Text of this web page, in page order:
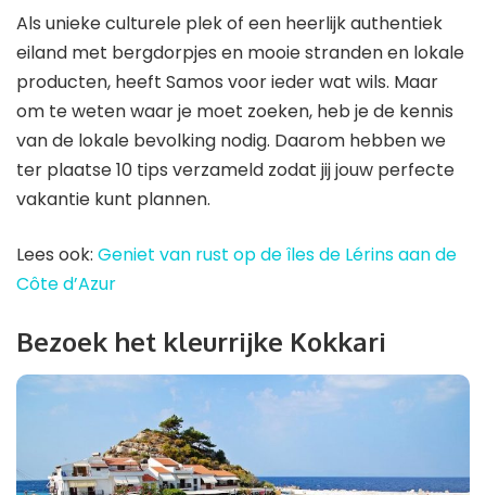
Als unieke culturele plek of een heerlijk authentiek
eiland met bergdorpjes en mooie stranden en lokale
producten, heeft Samos voor ieder wat wils. Maar
om te weten waar je moet zoeken, heb je de kennis
van de lokale bevolking nodig. Daarom hebben we
ter plaatse 10 tips verzameld zodat jij jouw perfecte
vakantie kunt plannen.
Lees ook: Geniet van rust op de îles de Lérins aan de
Côte d’Azur
Bezoek het kleurrijke Kokkari